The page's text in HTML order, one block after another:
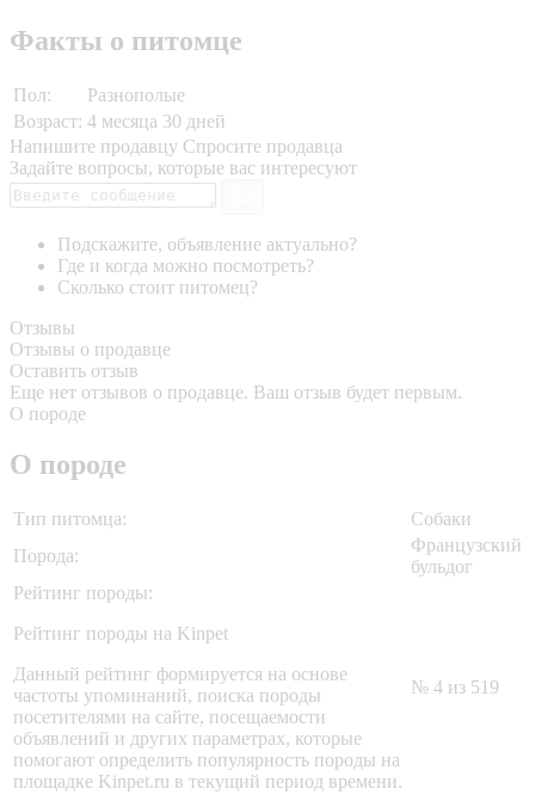
Факты о питомце
Пол:
Разнополые
Возраст: 4 месяца 30 дней
Напишите продавцу Спросите продавца
Задайте вопросы, которые вас интересуют
Подскажите, объявление актуально?
Где и когда можно посмотреть?
Сколько стоит питомец?
Отзывы
Отзывы о продавце
Оставить отзыв
Еще нет отзывов о продавце. Ваш отзыв будет первым.
О породе
О породе
Тип питомца:
Собаки
Порода:
Французский
бульдог
Рейтинг породы:
Рейтинг породы на Kinpet
Данный рейтинг формируется на основе
частоты упоминаний, поиска породы
посетителями на сайте, посещаемости
объявлений и других параметрах, которые
помогают определить популярность породы на
площадке Kinpet.ru в текущий период времени.
№ 4 из 519